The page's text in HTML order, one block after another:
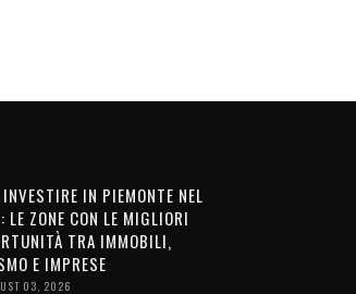
INVESTIRE IN PIEMONTE NEL
ZONE CON LE MIGLIORI
TRA IMMOBILI,
E IMPRESE
03, 2026